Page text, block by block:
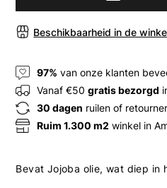
Beschikbaarheid in de
97% van onze klanten
Vanaf €50gratis bezorgd
30 dagen ruilen of
Ruim 1.300 m2 winkel in
Bevat Jojoba olie, wat diep in